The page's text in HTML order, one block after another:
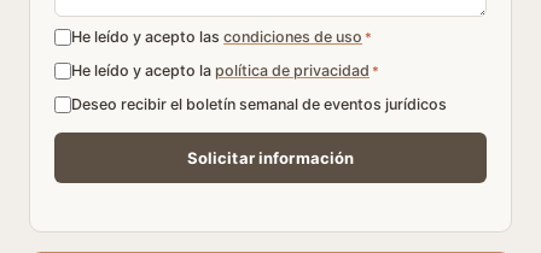
He leído y acepto las condiciones de uso *
He leído y acepto la política de privacidad *
Deseo recibir el boletín semanal de eventos jurídicos